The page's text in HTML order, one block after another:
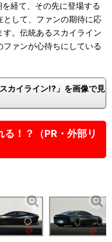
経て、その先に登場する
して、ファンの期待に応
。伝統あるスカイライン
ァンが心待ちにしている
カイライン!?」を画像で見
る！？（PR・外部リ